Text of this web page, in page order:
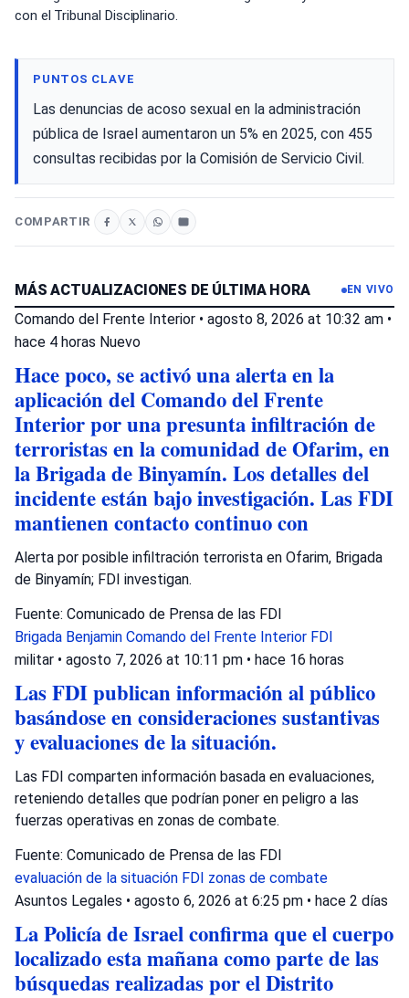
con el Tribunal Disciplinario.
PUNTOS CLAVE
Las denuncias de acoso sexual en la administración
pública de Israel aumentaron un 5% en 2025, con 455
consultas recibidas por la Comisión de Servicio Civil.
COMPARTIR
MÁS ACTUALIZACIONES DE ÚLTIMA HORA EN VIVO
Comando del Frente Interior • agosto 8, 2026 at 10:32 am •
hace 4 horas Nuevo
Hace poco, se activó una alerta en la
aplicación del Comando del Frente
Interior por una presunta infiltración de
terroristas en la comunidad de Ofarim, en
la Brigada de Binyamín. Los detalles del
incidente están bajo investigación. Las FDI
mantienen contacto continuo con
Alerta por posible infiltración terrorista en Ofarim, Brigada
de Binyamín; FDI investigan.
Fuente: Comunicado de Prensa de las FDI
Brigada Benjamin Comando del Frente Interior FDI
militar • agosto 7, 2026 at 10:11 pm • hace 16 horas
Las FDI publican información al público
basándose en consideraciones sustantivas
y evaluaciones de la situación.
Las FDI comparten información basada en evaluaciones,
reteniendo detalles que podrían poner en peligro a las
fuerzas operativas en zonas de combate.
Fuente: Comunicado de Prensa de las FDI
evaluación de la situación FDI zonas de combate
Asuntos Legales • agosto 6, 2026 at 6:25 pm • hace 2 días
La Policía de Israel confirma que el cuerpo
localizado esta mañana como parte de las
búsquedas realizadas por el Distrito